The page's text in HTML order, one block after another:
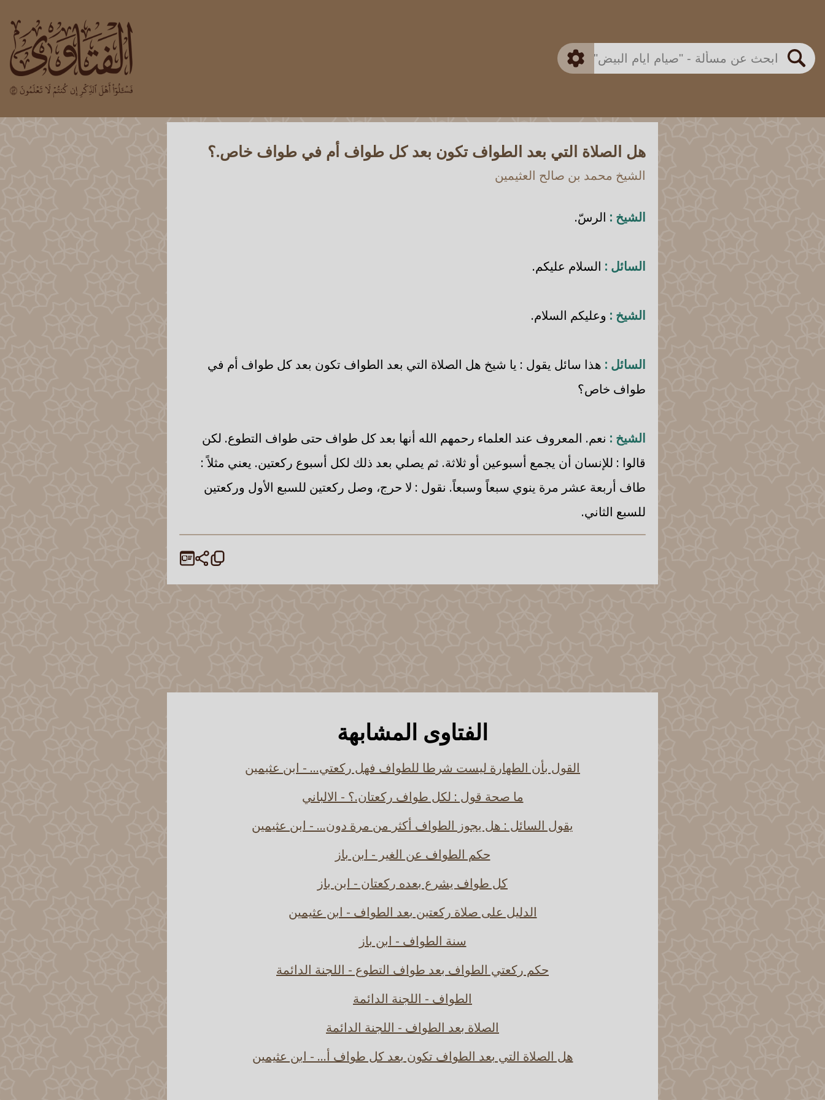
بحث
اللجنة الدائمة
متقدم
هل الصلاة التي بعد الطواف تكون بعد كل طواف أم في طواف خاص.؟
الشيخ محمد بن صالح العثيمين
الشيخ : الرسّ.
السائل : السلام عليكم.
الشيخ : وعليكم السلام.
السائل : هذا سائل يقول : يا شيخ هل الصلاة التي بعد الطواف تكون بعد كل طواف أم في
طواف خاص؟
الشيخ : نعم. المعروف عند العلماء رحمهم الله أنها بعد كل طواف حتى طواف التطوع. لكن
قالوا : للإنسان أن يجمع أسبوعين أو ثلاثة. ثم يصلي بعد ذلك لكل أسبوع ركعتين. يعني مثلاً :
طاف أربعة عشر مرة ينوي سبعاً وسبعاً. نقول : لا حرج، وصل ركعتين للسبع الأول وركعتين
للسبع الثاني.
الفتاوى المشابهة
القول بأن الطهارة ليست شرطا للطواف فهل ركعتي... - ابن عثيمين
ما صحة قول : لكل طواف ركعتان.؟ - الالباني
يقول السائل : هل يجوز الطواف أكثر من مرة دون... - ابن عثيمين
حكم الطواف عن الغير - ابن باز
كل طواف يشرع بعده ركعتان - ابن باز
الدليل على صلاة ركعتين بعد الطواف - ابن عثيمين
سنة الطواف - ابن باز
حكم ركعتي الطواف بعد طواف التطوع - اللجنة الدائمة
الطواف - اللجنة الدائمة
الصلاة بعد الطواف - اللجنة الدائمة
هل الصلاة التي بعد الطواف تكون بعد كل طواف أ... - ابن عثيمين